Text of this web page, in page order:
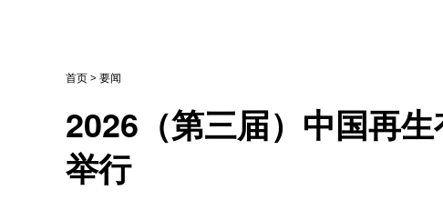
首页>要闻
2026（第三届）中国再
举行